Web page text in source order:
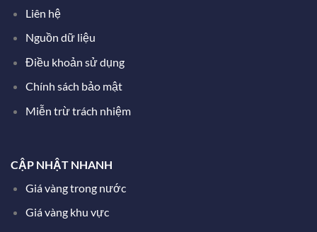
Liên hệ
Nguồn dữ liệu
Điều khoản sử dụng
Chính sách bảo mật
Miễn trừ trách nhiệm
CẬP NHẬT NHANH
Giá vàng trong nước
Giá vàng khu vực